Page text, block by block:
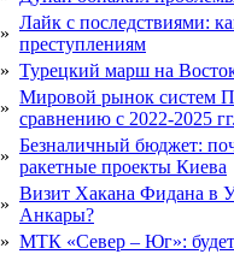
»
Лайк с последствиями:
преступлениям
» Турецкий марш на
»
Мировой рынок систем
сравнению с 2022-2025 гг.
»
Безналичный бюджет:
ракетные проекты Киева
»
Визит Хакана Фидана в
Анкары?
» МТК «Север – Юг»: будет